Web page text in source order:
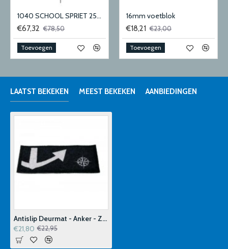
1040 SCHOOL SPRIET 25MM
€67,32 €78,50
Toevoegen
16mm voetblok
€18,21 €23,00
Toevoegen
LAATST BEKEKEN MEEST BEKEKEN AANBIEDINGEN
Antislip Deurmat - Anker - Zwart - 55x25cm
€21,80 €22,95